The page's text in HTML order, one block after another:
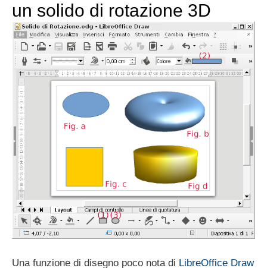
un solido di rotazione 3D
Una funzione di disegno poco nota di LibreOffice Draw